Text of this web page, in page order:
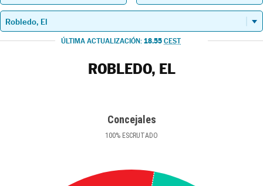
ÚLTIMA ACTUALIZACIÓN: 18.55 CEST
ROBLEDO, EL
Concejales
100% ESCRUTADO